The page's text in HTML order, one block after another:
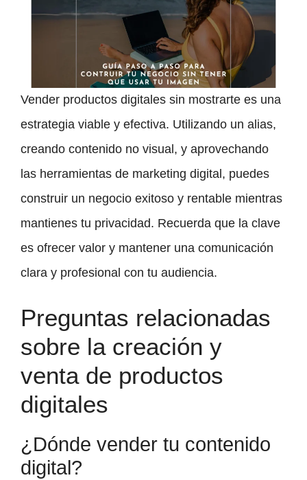
Vender productos digitales sin mostrarte es una
estrategia viable y efectiva. Utilizando un alias,
creando contenido no visual, y aprovechando
las herramientas de marketing digital, puedes
construir un negocio exitoso y rentable mientras
mantienes tu privacidad. Recuerda que la clave
es ofrecer valor y mantener una comunicación
clara y profesional con tu audiencia.
Preguntas relacionadas
sobre la creación y
venta de productos
digitales
¿Dónde vender tu contenido
digital?